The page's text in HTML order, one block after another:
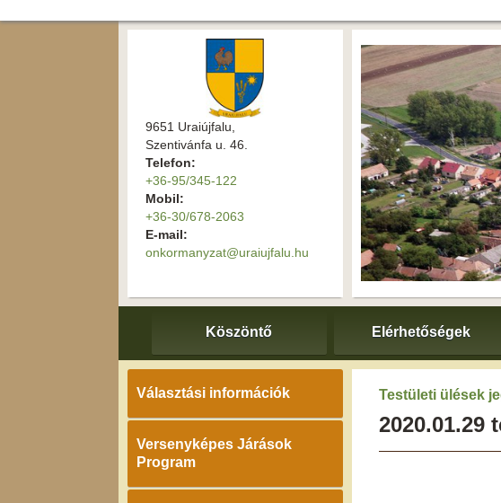
9651 Uraiújfalu,
Szentivánfa u. 46.
Telefon:
+36-95/345-122
Mobil:
+36-30/678-2063
E-mail:
onkormanyzat@uraiujfalu.hu
Köszöntő Elérhetőségek
Választási információk
Versenyképes Járások
Program
Testületi ülések
2020.01.29